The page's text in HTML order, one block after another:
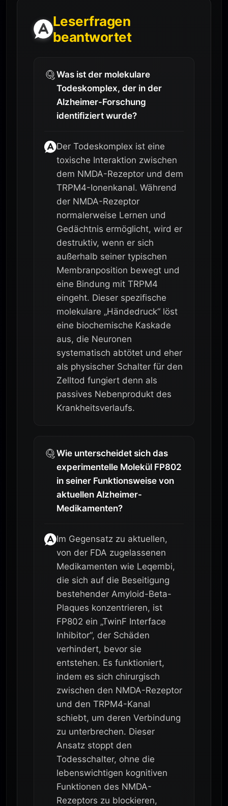
Leserfragen
beantwortet
Was ist der molekulare
Todeskomplex, der in der
Alzheimer-Forschung
identifiziert wurde?
Der Todeskomplex ist eine
toxische Interaktion zwischen
dem NMDA-Rezeptor und dem
TRPM4-Ionenkanal. Während
der NMDA-Rezeptor
normalerweise Lernen und
Gedächtnis ermöglicht, wird er
destruktiv, wenn er sich
außerhalb seiner typischen
Membranposition bewegt und
eine Bindung mit TRPM4
eingeht. Dieser spezifische
molekulare „Händedruck“ löst
eine biochemische Kaskade
aus, die Neuronen
systematisch abtötet und eher
als physischer Schalter für den
Zelltod fungiert denn als
passives Nebenprodukt des
Krankheitsverlaufs.
Wie unterscheidet sich das
experimentelle Molekül FP802
in seiner Funktionsweise von
aktuellen Alzheimer-
Medikamenten?
Im Gegensatz zu aktuellen,
von der FDA zugelassenen
Medikamenten wie Leqembi,
die sich auf die Beseitigung
bestehender Amyloid-Beta-
Plaques konzentrieren, ist
FP802 ein „TwinF Interface
Inhibitor“, der Schäden
verhindert, bevor sie
entstehen. Es funktioniert,
indem es sich chirurgisch
zwischen den NMDA-Rezeptor
und den TRPM4-Kanal
schiebt, um deren Verbindung
zu unterbrechen. Dieser
Ansatz stoppt den
Todesschalter, ohne die
lebenswichtigen kognitiven
Funktionen des NMDA-
Rezeptors zu blockieren,